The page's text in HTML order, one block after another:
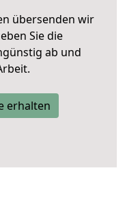
übersenden wir
Sie die
ab und
erhalten